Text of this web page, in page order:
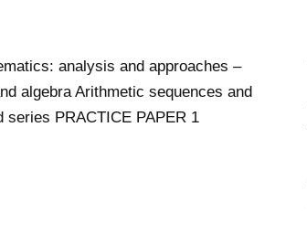
analysis and approaches –
algebra Arithmetic sequences and
PRACTICE PAPER 1